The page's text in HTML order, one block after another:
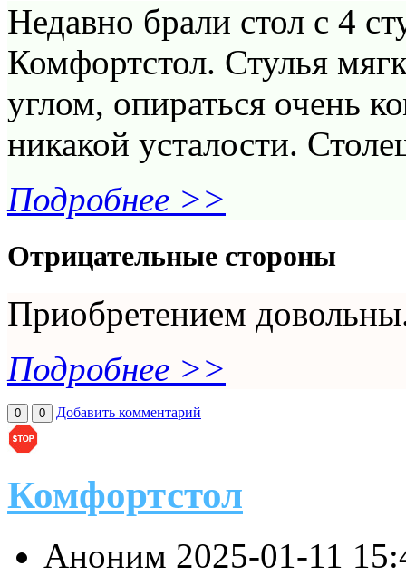
Недавно брали стол с 4
Комфортстол. Стулья
углом, опираться очень
никакой усталости.
Подробнее >>
Отрицательные стороны
Приобретением
Подробнее >>
0 0 Добавить комментарий
Комфортстол
Аноним 2025-01-11